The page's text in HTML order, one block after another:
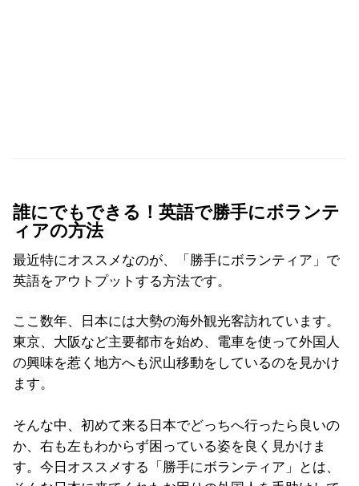
誰にでもできる！英語で勝手にボランテ
ィアの方法
最近特にオススメなのが、「勝手にボランティア」で
英語をアウトプットする方法です。
ここ数年、日本には大勢の海外観光客訪れています。
東京、大阪など主要都市を始め、電車を使って外国人
の興味を惹く地方へも沢山移動をしているのを見かけ
ます。
そんな中、初めて来る日本でどっちへ行ったら良いの
か、右も左もわからず困っている姿を良く見かけま
す。今日オススメする「勝手にボランティア」とは、